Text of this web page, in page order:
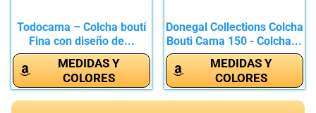
Todocama – Colcha boutí
Fina con diseño de...
MEDIDAS Y
COLORES
Donegal Collections Colcha
Bouti Cama 150 - Colcha...
MEDIDAS Y
COLORES